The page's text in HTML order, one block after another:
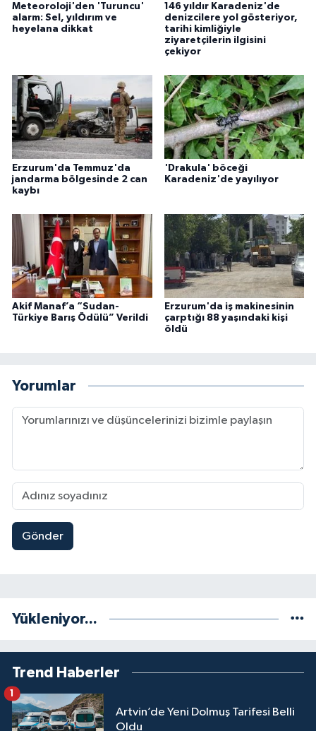
Meteoroloji'den 'Turuncu'
alarm: Sel, yıldırım ve
heyelana dikkat
146 yıldır Karadeniz'de
denizcilere yol gösteriyor,
tarihi kimliğiyle
ziyaretçilerin ilgisini
çekiyor
Erzurum'da Temmuz'da
jandarma bölgesinde 2 can
kaybı
'Drakula' böceği
Karadeniz'de yayılıyor
Akif Manaf’a “Sudan-
Türkiye Barış Ödülü” Verildi
Erzurum'da iş makinesinin
çarptığı 88 yaşındaki kişi
öldü
Yorumlar
Gönder
Yükleniyor...
Trend Haberler
Artvin’de Yeni Dolmuş Tarifesi Belli
Oldu
1